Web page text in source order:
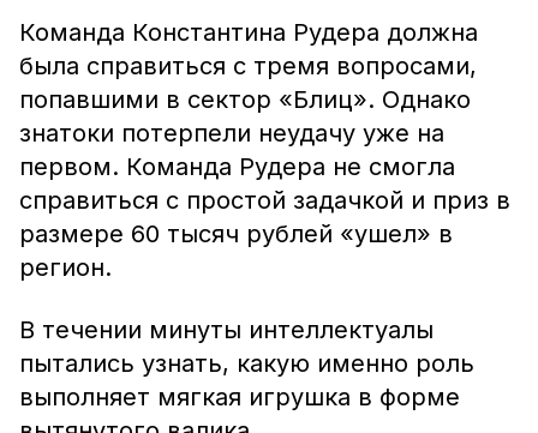
Команда Константина Рудера должна
была справиться с тремя вопросами,
попавшими в сектор «Блиц». Однако
знатоки потерпели неудачу уже на
первом. Команда Рудера не смогла
справиться с простой задачкой и приз в
размере 60 тысяч рублей «ушел» в
регион.
В течении минуты интеллектуалы
пытались узнать, какую именно роль
выполняет мягкая игрушка в форме